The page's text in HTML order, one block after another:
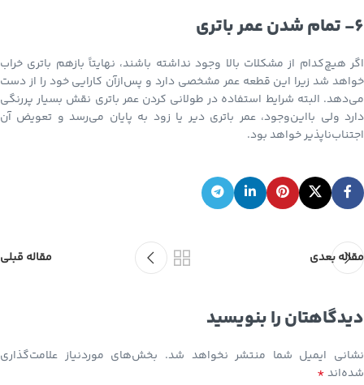
6- تمام شدن عمر باتری
اگر هیچ‌کدام از مشکلات بالا وجود نداشته باشند، نهایتاً بازهم باتری خراب
خواهد شد زیرا این قطعه عمر مشخصی دارد و پس‌ازآن کارایی خود را از دست
می‌دهد. البته شرایط استفاده در طولانی کردن عمر باتری نقش بسیار پررنگی
دارد ولی بااین‌وجود، عمر باتری دیر یا زود به پایان می‌رسد و تعویض آن
اجتناب‌ناپذیر خواهد بود.
مقاله بعدی مقاله قبلی
دیدگاهتان را بنویسید
نشانی ایمیل شما منتشر نخواهد شد. بخش‌های موردنیاز علامت‌گذاری
شده‌اند*